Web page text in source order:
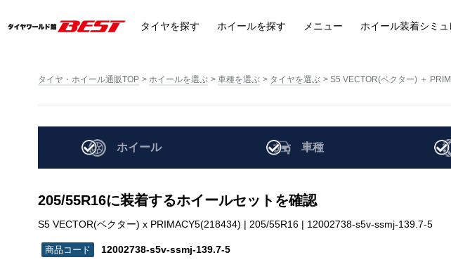
タイヤを探す ホイールを探す メニュー ホイール装着シミュ
タイヤ・ホイール通販TOP ホイールを選ぶ 車種を選ぶ タイヤを選ぶ S5 VECTOR(ベクター) ＋
ホイール 車種
205/55R16に装着するホイールセットを確認
S5 VECTOR(ベクター) x PRIMACY5(218434) | 205/55R16 | 12002738-s5v-ssmj-139.7-5
12002738-s5v-ssmj-139.7-5